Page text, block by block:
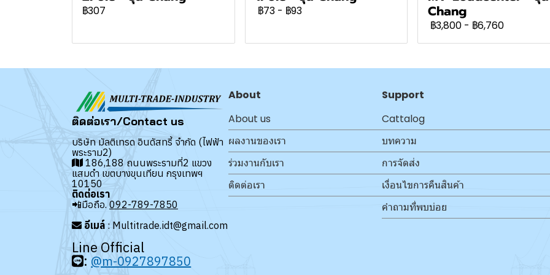
฿307 ฿73 - ฿93
Chang
฿3,800 - ฿6,760
ติดต่อเรา/Contact us
บริษัท มัลติเทรด อินดัสทรี้ จำกัด (ไฟฟ้า
พระราม2)
186,188 ถนนพระรามที่2 แขวง
แสมดำ เขตบางขุนเทียน กรุงเทพฯ
10150
ติดต่อเรา
📲มือถือ. 092-789-7850
อีเมล์ : Multitrade.idt@gmail.com
Line Official
: @m-0927897850
About
About us
ผลงานของเรา
ร่วมงานกับเรา
ติดต่อเรา
Support
Cattalog
บทความ
การจัดส่ง
เงื่อนไขการคืนสินค้า
คำถามที่พบบ่อย